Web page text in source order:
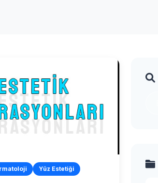
Yüz Estetiği